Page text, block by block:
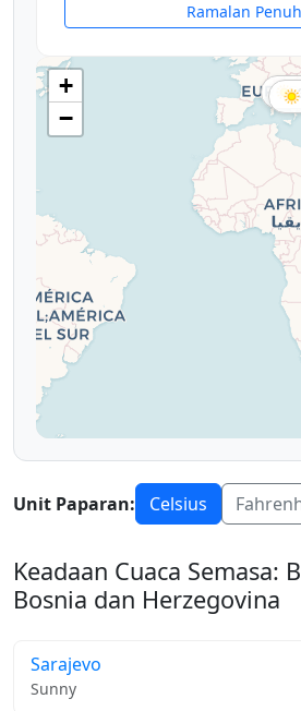
Ramalan Penuh
+
−
Unit Paparan: Celsius
Keadaan Cuaca Semasa:
Bosnia dan Herzegovina
Sarajevo
Sunny